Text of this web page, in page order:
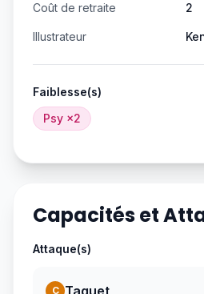
Coût de retraite 2
Illustrateur
Faiblesse(s)
Psy ×2
Capacités et
Attaque(s)
C Taquet